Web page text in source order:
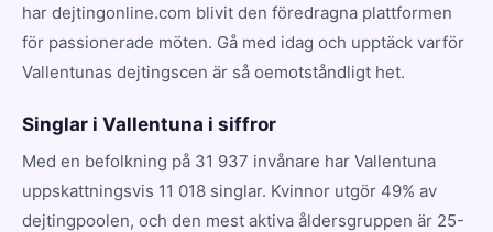
har dejtingonline.com blivit den föredragna plattformen
för passionerade möten. Gå med idag och upptäck varför
Vallentunas dejtingscen är så oemotståndligt het.
Singlar i Vallentuna i siffror
Med en befolkning på 31 937 invånare har Vallentuna
uppskattningsvis 11 018 singlar. Kvinnor utgör 49% av
dejtingpoolen, och den mest aktiva åldersgruppen är 25-